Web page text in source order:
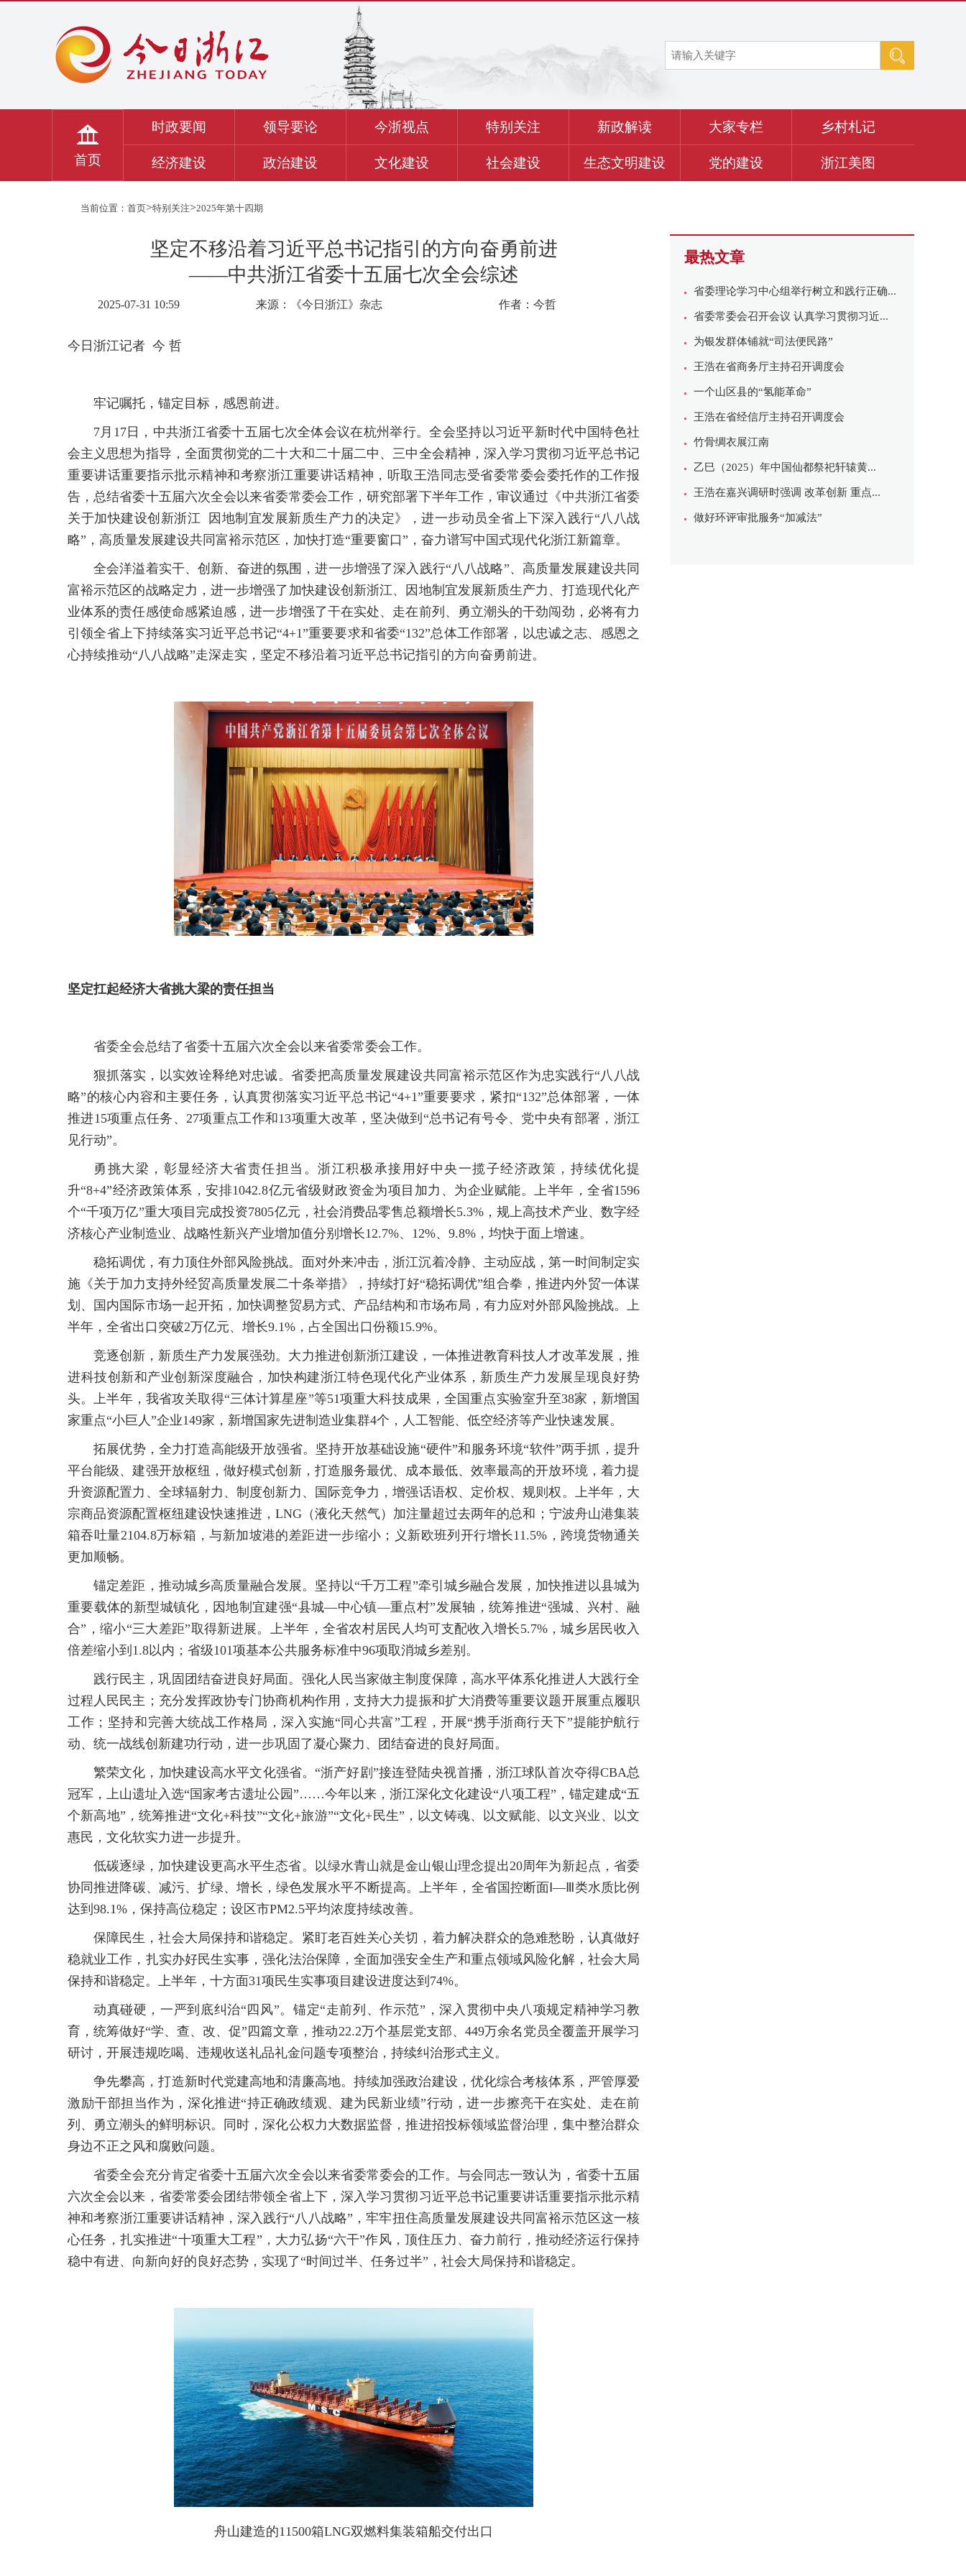
首页
时政要闻 领导要论 今浙视点 特别关注 新政解读 大家专栏 乡村札记
经济建设 政治建设 文化建设 社会建设 生态文明建设 党的建设 浙江美图
当前位置： 首页>特别关注>2025年第十四期
坚定不移沿着习近平总书记指引的方向奋勇前进
——中共浙江省委十五届七次全会综述
2025-07-31 10:59 来源：《今日浙江》杂志 作者：今哲
今日浙江记者 今 哲
牢记嘱托，锚定目标，感恩前进。
7月17日，中共浙江省委十五届七次全体会议在杭州举行。全会坚持以习近平新时代中国特色社
会主义思想为指导，全面贯彻党的二十大和二十届二中、三中全会精神，深入学习贯彻习近平总书记
重要讲话重要指示批示精神和考察浙江重要讲话精神，听取王浩同志受省委常委会委托作的工作报
告，总结省委十五届六次全会以来省委常委会工作，研究部署下半年工作，审议通过《中共浙江省委
关于加快建设创新浙江 因地制宜发展新质生产力的决定》，进一步动员全省上下深入践行“八八战
略”，高质量发展建设共同富裕示范区，加快打造“重要窗口”，奋力谱写中国式现代化浙江新篇章。
全会洋溢着实干、创新、奋进的氛围，进一步增强了深入践行“八八战略”、高质量发展建设共同
富裕示范区的战略定力，进一步增强了加快建设创新浙江、因地制宜发展新质生产力、打造现代化产
业体系的责任感使命感紧迫感，进一步增强了干在实处、走在前列、勇立潮头的干劲闯劲，必将有力
引领全省上下持续落实习近平总书记“4+1”重要要求和省委“132”总体工作部署，以忠诚之志、感恩之
心持续推动“八八战略”走深走实，坚定不移沿着习近平总书记指引的方向奋勇前进。
坚定扛起经济大省挑大梁的责任担当
省委全会总结了省委十五届六次全会以来省委常委会工作。
狠抓落实，以实效诠释绝对忠诚。省委把高质量发展建设共同富裕示范区作为忠实践行“八八战
略”的核心内容和主要任务，认真贯彻落实习近平总书记“4+1”重要要求，紧扣“132”总体部署，一体
推进15项重点任务、27项重点工作和13项重大改革，坚决做到“总书记有号令、党中央有部署，浙江
见行动”。
勇挑大梁，彰显经济大省责任担当。浙江积极承接用好中央一揽子经济政策，持续优化提
升“8+4”经济政策体系，安排1042.8亿元省级财政资金为项目加力、为企业赋能。上半年，全省1596
个“千项万亿”重大项目完成投资7805亿元，社会消费品零售总额增长5.3%，规上高技术产业、数字经
济核心产业制造业、战略性新兴产业增加值分别增长12.7%、12%、9.8%，均快于面上增速。
稳拓调优，有力顶住外部风险挑战。面对外来冲击，浙江沉着冷静、主动应战，第一时间制定实
施《关于加力支持外经贸高质量发展二十条举措》，持续打好“稳拓调优”组合拳，推进内外贸一体谋
划、国内国际市场一起开拓，加快调整贸易方式、产品结构和市场布局，有力应对外部风险挑战。上
半年，全省出口突破2万亿元、增长9.1%，占全国出口份额15.9%。
竞逐创新，新质生产力发展强劲。大力推进创新浙江建设，一体推进教育科技人才改革发展，推
进科技创新和产业创新深度融合，加快构建浙江特色现代化产业体系，新质生产力发展呈现良好势
头。上半年，我省攻关取得“三体计算星座”等51项重大科技成果，全国重点实验室升至38家，新增国
家重点“小巨人”企业149家，新增国家先进制造业集群4个，人工智能、低空经济等产业快速发展。
拓展优势，全力打造高能级开放强省。坚持开放基础设施“硬件”和服务环境“软件”两手抓，提升
平台能级、建强开放枢纽，做好模式创新，打造服务最优、成本最低、效率最高的开放环境，着力提
升资源配置力、全球辐射力、制度创新力、国际竞争力，增强话语权、定价权、规则权。上半年，大
宗商品资源配置枢纽建设快速推进，LNG（液化天然气）加注量超过去两年的总和；宁波舟山港集装
箱吞吐量2104.8万标箱，与新加坡港的差距进一步缩小；义新欧班列开行增长11.5%，跨境货物通关
更加顺畅。
锚定差距，推动城乡高质量融合发展。坚持以“千万工程”牵引城乡融合发展，加快推进以县城为
重要载体的新型城镇化，因地制宜建强“县城—中心镇—重点村”发展轴，统筹推进“强城、兴村、融
合”，缩小“三大差距”取得新进展。上半年，全省农村居民人均可支配收入增长5.7%，城乡居民收入
倍差缩小到1.8以内；省级101项基本公共服务标准中96项取消城乡差别。
践行民主，巩固团结奋进良好局面。强化人民当家做主制度保障，高水平体系化推进人大践行全
过程人民民主；充分发挥政协专门协商机构作用，支持大力提振和扩大消费等重要议题开展重点履职
工作；坚持和完善大统战工作格局，深入实施“同心共富”工程，开展“携手浙商行天下”提能护航行
动、统一战线创新建功行动，进一步巩固了凝心聚力、团结奋进的良好局面。
繁荣文化，加快建设高水平文化强省。“浙产好剧”接连登陆央视首播，浙江球队首次夺得CBA总
冠军，上山遗址入选“国家考古遗址公园”……今年以来，浙江深化文化建设“八项工程”，锚定建成“五
个新高地”，统筹推进“文化+科技”“文化+旅游”“文化+民生”，以文铸魂、以文赋能、以文兴业、以文
惠民，文化软实力进一步提升。
低碳逐绿，加快建设更高水平生态省。以绿水青山就是金山银山理念提出20周年为新起点，省委
协同推进降碳、减污、扩绿、增长，绿色发展水平不断提高。上半年，全省国控断面Ⅰ—Ⅲ类水质比例
达到98.1%，保持高位稳定；设区市PM2.5平均浓度持续改善。
保障民生，社会大局保持和谐稳定。紧盯老百姓关心关切，着力解决群众的急难愁盼，认真做好
稳就业工作，扎实办好民生实事，强化法治保障，全面加强安全生产和重点领域风险化解，社会大局
保持和谐稳定。上半年，十方面31项民生实事项目建设进度达到74%。
动真碰硬，一严到底纠治“四风”。锚定“走前列、作示范”，深入贯彻中央八项规定精神学习教
育，统筹做好“学、查、改、促”四篇文章，推动22.2万个基层党支部、449万余名党员全覆盖开展学习
研讨，开展违规吃喝、违规收送礼品礼金问题专项整治，持续纠治形式主义。
争先攀高，打造新时代党建高地和清廉高地。持续加强政治建设，优化综合考核体系，严管厚爱
激励干部担当作为，深化推进“持正确政绩观、建为民新业绩”行动，进一步擦亮干在实处、走在前
列、勇立潮头的鲜明标识。同时，深化公权力大数据监督，推进招投标领域监督治理，集中整治群众
身边不正之风和腐败问题。
省委全会充分肯定省委十五届六次全会以来省委常委会的工作。与会同志一致认为，省委十五届
六次全会以来，省委常委会团结带领全省上下，深入学习贯彻习近平总书记重要讲话重要指示批示精
神和考察浙江重要讲话精神，深入践行“八八战略”，牢牢扭住高质量发展建设共同富裕示范区这一核
心任务，扎实推进“十项重大工程”，大力弘扬“六干”作风，顶住压力、奋力前行，推动经济运行保持
稳中有进、向新向好的良好态势，实现了“时间过半、任务过半”，社会大局保持和谐稳定。
舟山建造的11500箱LNG双燃料集装箱船交付出口
最热文章